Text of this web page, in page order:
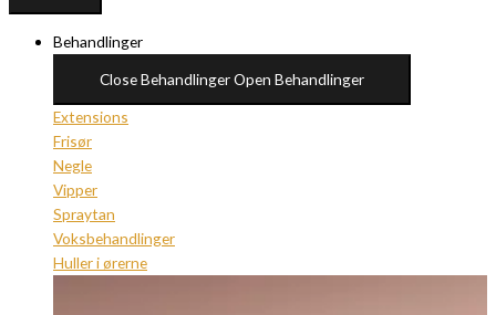
Behandlinger
Close BehandlingerOpen Behandlinger
Extensions
Frisør
Negle
Vipper
Spraytan
Voksbehandlinger
Huller i ørerne